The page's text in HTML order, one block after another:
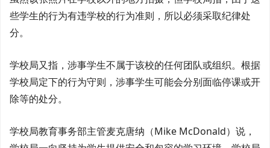
些学生的行为有违学校的行为准则，所以必须采取纪律处
分。
学校局又指，涉事学生不属于该校的任何团队或组织。根据
学校局定下的行为守则，涉事学生可能会分别面临停课或开
除等的处分。
学校局教育事务部主管麦克唐纳（Mike McDonald）说，